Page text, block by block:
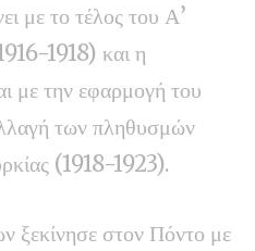
με το τέλος του Α’
1918) και η
με την εφαρμογή του
των πληθυσμών
(1918-1923).
ξεκίνησε στον Πόντο με